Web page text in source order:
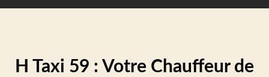
H Taxi 59 : Votre Chauffeur de